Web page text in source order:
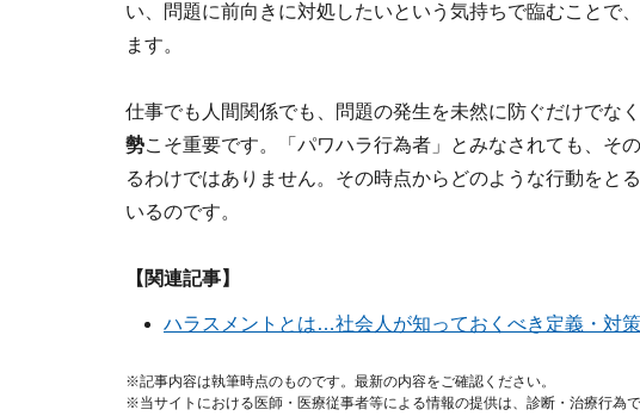
い、問題に前向きに対処したいという気持ちで臨むことで
ます。
仕事でも人間関係でも、問題の発生を未然に防ぐだけでなく
勢こそ重要です。「パワハラ行為者」とみなされても、そ
るわけではありません。その時点からどのような行動をと
いるのです。
【関連記事】
ハラスメントとは…社会人が知っておくべき定義・対
※記事内容は執筆時点のものです。最新の内容をご確認ください。
※当サイトにおける医師・医療従事者等による情報の提供は、診断・治療行為